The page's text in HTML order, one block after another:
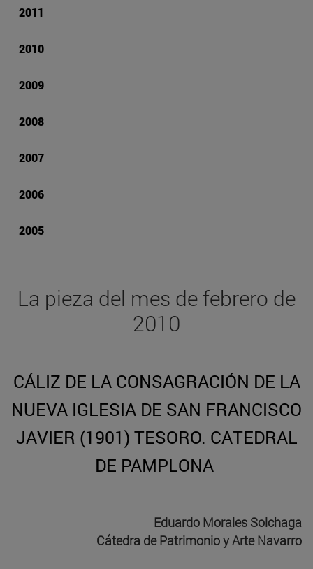
2011
2010
2009
2008
2007
2006
2005
La pieza del mes de febrero de
2010
CÁLIZ DE LA CONSAGRACIÓN DE LA
NUEVA IGLESIA DE SAN FRANCISCO
JAVIER (1901) TESORO. CATEDRAL
DE PAMPLONA
Eduardo Morales Solchaga
Cátedra de Patrimonio y Arte Navarro